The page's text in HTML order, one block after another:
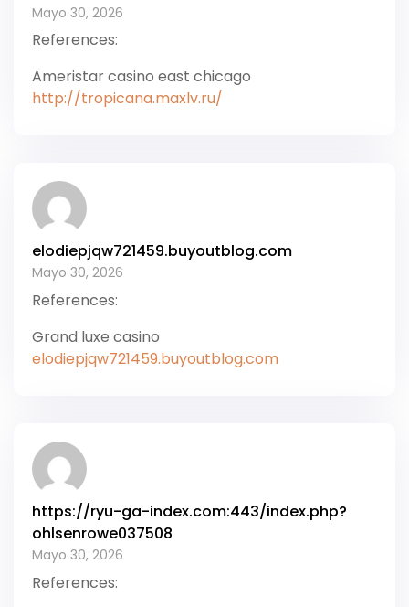
Mayo 30, 2026
References:
Ameristar casino east chicago
http://tropicana.maxlv.ru/
elodiepjqw721459.buyoutblog.com
Mayo 30, 2026
References:
Grand luxe casino
elodiepjqw721459.buyoutblog.com
https://ryu-ga-index.com:443/index.php?
ohlsenrowe037508
Mayo 30, 2026
References: